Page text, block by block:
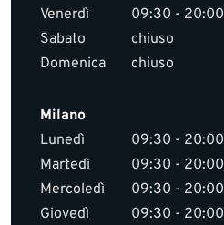
Venerdì
09:30 - 20:00
Sabato
chiuso
Domenica
chiuso
Milano
Lunedì
09:30 - 20:00
Martedì
09:30 - 20:00
Mercoledì
09:30 - 20:00
Giovedì
09:30 - 20:00